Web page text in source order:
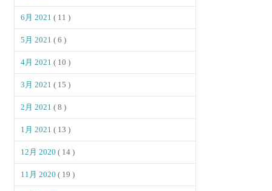
6月 2021( 11 )
5月 2021( 6 )
4月 2021( 10 )
3月 2021( 15 )
2月 2021( 8 )
1月 2021( 13 )
12月 2020( 14 )
11月 2020( 19 )